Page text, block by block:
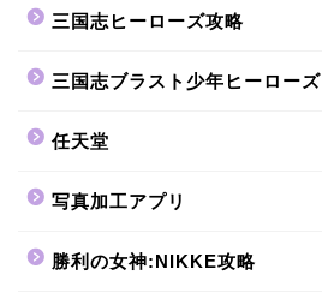
三国志ヒーローズ攻略
三国志ブラスト少年ヒーローズ
任天堂
写真加工アプリ
勝利の女神:NIKKE攻略